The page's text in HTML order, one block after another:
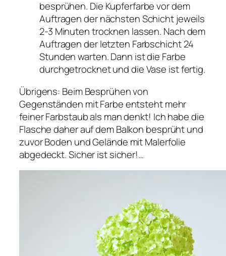
besprühen. Die Kupferfarbe vor dem
Auftragen der nächsten Schicht jeweils
2-3 Minuten trocknen lassen. Nach dem
Auftragen der letzten Farbschicht 24
Stunden warten. Dann ist die Farbe
durchgetrocknet und die Vase ist fertig.
Übrigens: Beim Besprühen von
Gegenständen mit Farbe entsteht mehr
feiner Farbstaub als man denkt! Ich habe die
Flasche daher auf dem Balkon besprüht und
zuvor Boden und Gelände mit Malerfolie
abgedeckt. Sicher ist sicher!…